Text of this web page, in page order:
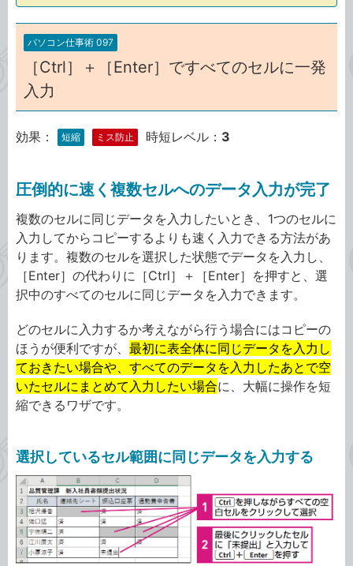
パソコン仕事術 097
［Ctrl］＋［Enter］ですべてのセルに一発
入力
効果： 短縮 ミス防止 時短レベル： 3
圧倒的に速く複数セルへのデータ入力が完了
複数のセルに同じデータを入力したいとき、1つのセルに
入力してからコピーするよりも速く入力できる方法があ
ります。複数のセルを選択した状態でデータを入力し、
［Enter］の代わりに［Ctrl］＋［Enter］を押すと、選
択中のすべてのセルに同じデータを入力できます。
どのセルに入力するか考えながら行う場合にはコピーの
ほうが便利ですが、 最初に表全体に同じデータを入力し
ておきたい場合や、すべてのデータを入力したあとで空
いたセルにまとめて入力したい場合に、大幅に操作を短
縮できるワザです。
選択しているセル範囲に同じデータを入力する